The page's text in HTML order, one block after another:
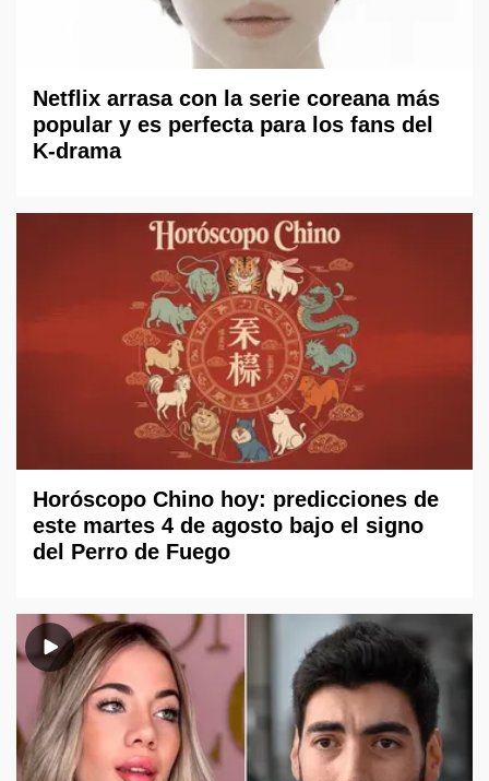
Netflix arrasa con la serie coreana más
popular y es perfecta para los fans del
K-drama
Horóscopo Chino hoy: predicciones de
este martes 4 de agosto bajo el signo
del Perro de Fuego